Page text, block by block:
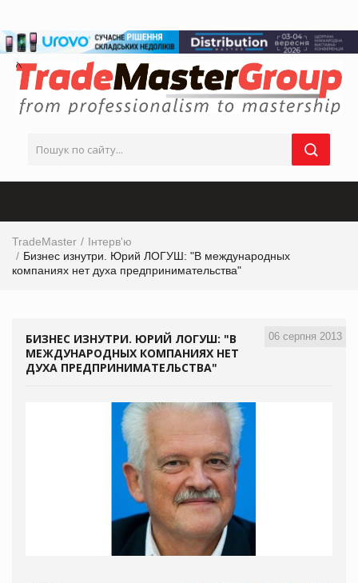
TradeMaster
Інтерв'ю
Бизнес изнутри. Юрий ЛОГУШ: "В международных
компаниях нет духа предпринимательства"
06 серпня 2013
БИЗНЕС ИЗНУТРИ. ЮРИЙ ЛОГУШ: "В
МЕЖДУНАРОДНЫХ КОМПАНИЯХ НЕТ
ДУХА ПРЕДПРИНИМАТЕЛЬСТВА"